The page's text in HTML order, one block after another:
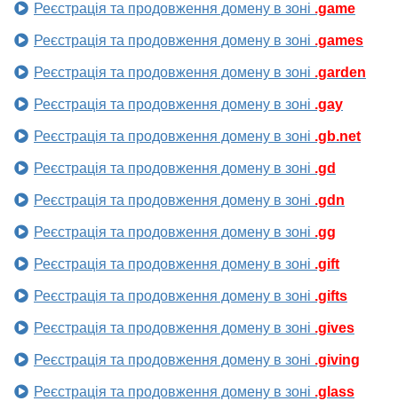
Реєстрація та продовження домену в зоні .game
Реєстрація та продовження домену в зоні .games
Реєстрація та продовження домену в зоні .garden
Реєстрація та продовження домену в зоні .gay
Реєстрація та продовження домену в зоні .gb.net
Реєстрація та продовження домену в зоні .gd
Реєстрація та продовження домену в зоні .gdn
Реєстрація та продовження домену в зоні .gg
Реєстрація та продовження домену в зоні .gift
Реєстрація та продовження домену в зоні .gifts
Реєстрація та продовження домену в зоні .gives
Реєстрація та продовження домену в зоні .giving
Реєстрація та продовження домену в зоні .glass